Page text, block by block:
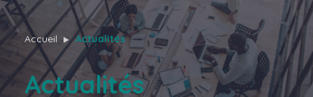
Accueil Actualités
Actualités